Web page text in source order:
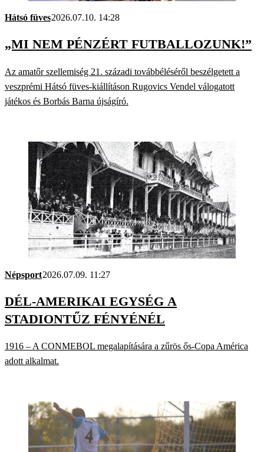
Hátsó füves2026.07.10. 14:28
„MI NEM PÉNZÉRT FUTBALLOZUNK!”
Az amatőr szellemiség 21. századi továbbéléséről beszélgetett a
veszprémi Hátsó füves-kiállításon Rugovics Vendel válogatott
játékos és Borbás Barna újságíró.
Népsport2026.07.09. 11:27
DÉL-AMERIKAI EGYSÉG A
STADIONTŰZ FÉNYÉNÉL
1916 – A CONMEBOL megalapítására a zűrös ős-Copa América
adott alkalmat.